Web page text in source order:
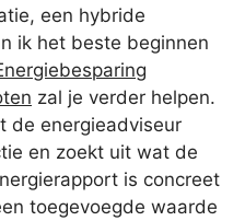
een hybride
ik het beste beginnen
zal je verder helpen.
de energieadviseur
en zoekt uit wat de
is concreet
toegevoegde waarde